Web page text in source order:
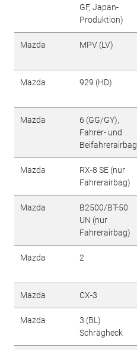
GF, Japan-
Produktion)
Mazda MPV (LV)
Mazda 929 (HD)
Mazda
6 (GG/GY),
Fahrer- und
Beifahrerairbag
Mazda
RX-8 SE (nur
Fahrerairbag)
Mazda
B2500/BT-50
UN (nur
Fahrerairbag)
Mazda 2
Mazda CX-3
Mazda
3 (BL)
Schrägheck